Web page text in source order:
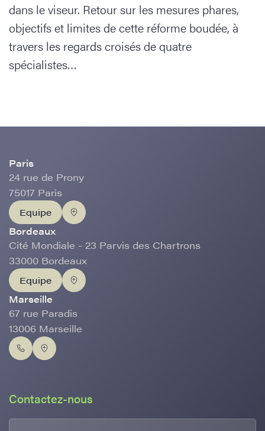
dans le viseur. Retour sur les mesures phares,
objectifs et limites de cette réforme boudée, à
travers les regards croisés de quatre
spécialistes…
Paris
24 rue de Prony
75017 Paris
Equipe
Bordeaux
Cité Mondiale - 23 Parvis des Chartrons
33000 Bordeaux
Equipe
Marseille
67 rue Paradis
13006 Marseille
Contactez-nous